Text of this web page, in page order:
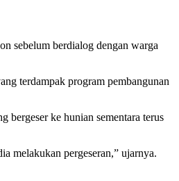
sebelum berdialog dengan warga
terdampak program pembangunan
bergeser ke hunian sementara terus
melakukan pergeseran,” ujarnya.